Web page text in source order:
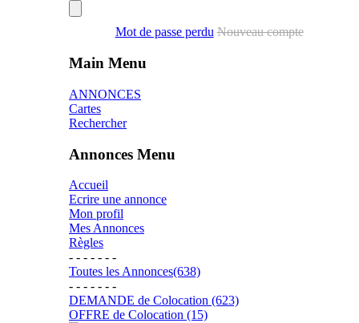
Mot de passe perdu Nouveau compte
Main Menu
ANNONCES
Cartes
Rechercher
Annonces Menu
Accueil
Ecrire une annonce
Mon profil
Mes Annonces
Règles
- - - - - - -
Toutes les Annonces(638)
- - - - - - -
DEMANDE de Colocation (623)
OFFRE de Colocation (15)